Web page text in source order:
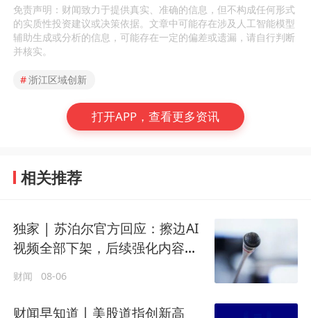
免责声明：财闻致力于提供真实、准确的信息，但不构成任何形式
的实质性投资建议或决策依据。文章中可能存在涉及人工智能模型
辅助生成或分析的信息，可能存在一定的偏差或遗漏，请自行判断
并核实。
#浙江区域创新
打开APP，查看更多资讯
相关推荐
独家 | 苏泊尔官方回应：擦边AI
视频全部下架，后续强化内容审
财闻 08-06
财闻早知道丨美股道指创新高